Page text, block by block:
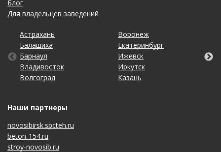
Блог
Для владельцев заведений
Астрахань
Балашиха
Барнаул
Владивосток
Волгоград
Воронеж
Екатеринбург
Ижевск
Иркутск
Казань
Калининград
Кемерово
Киров
Краснодар
Красноярск
Липецк
Махачкала
Москва
Набережные Челны
Нижний Новгород
Омск
Оренбург
Пенза
Пермь
Ростов-на-Дону
Рязань
Самара
Санкт-Петербург
Саратов
Ставрополь
Тольятти
Томск
Тула
Тюмень
Ульяновск
Уфа
Хабаровск
Чебоксары
Челябинск
Ярославль
Наши партнеры
novosibirsk.spcteh.ru
beton-154.ru
stroy-novosib.ru